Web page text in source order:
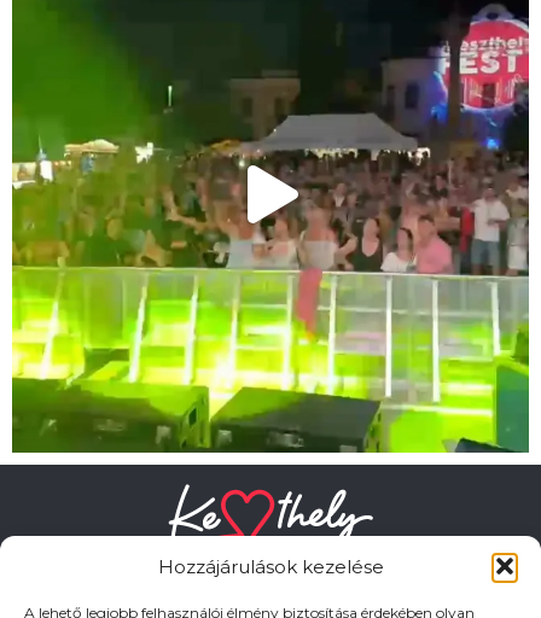
Hozzájárulások kezelése
A lehető legjobb felhasználói élmény biztosítása érdekében olyan